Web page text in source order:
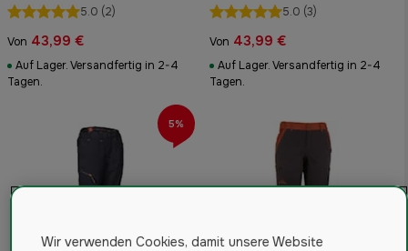
5.0 (2)
Von 43,99 €
Auf Lager. Versandfertig in 2-4
Tagen.
5.0 (3)
Von 43,99 €
Auf Lager. Versandfertig in 2-4
Tagen.
5%
Wir verwenden Cookies, damit unsere Website